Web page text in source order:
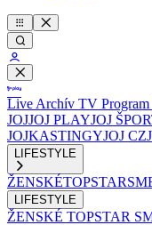
Live Archív TV Program
JOJJOJ PLAYJOJ
JOJKASTINGYJOJ CZ
LIFESTYLE
ŽENSKÉTOPSTAR
LIFESTYLE
ŽENSKÉ TOPSTAR